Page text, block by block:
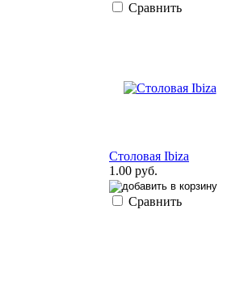
Сравнить
Столовая Ibiza
1.00 руб.
Сравнить